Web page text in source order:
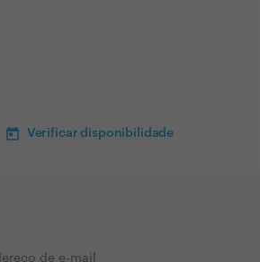
Verificar disponibilidade
de e-mail